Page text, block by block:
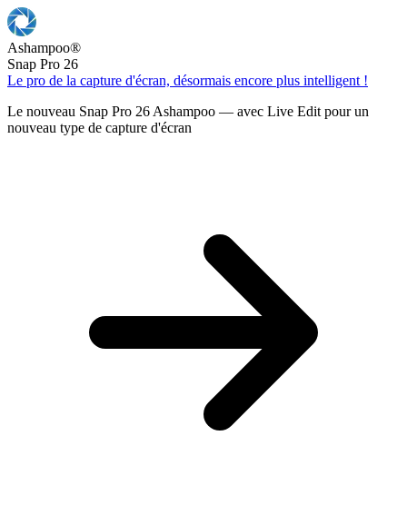
Ashampoo®
Snap Pro 26
Le pro de la capture d'écran, désormais encore plus intelligent !
Le nouveau Snap Pro 26 Ashampoo — avec Live Edit pour un
nouveau type de capture d'écran